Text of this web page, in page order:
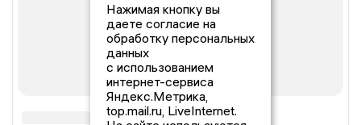
Нажимая кнопку вы
даете согласие на
обработку персональных
данных
с использованием
интернет-сервиса
Яндекс.Метрика,
top.mail.ru, LiveInternet.